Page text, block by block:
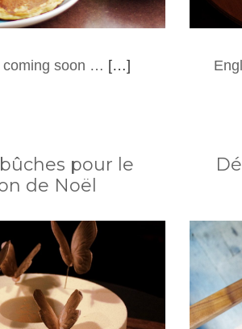
coming soon … […]
pour le
de Noël